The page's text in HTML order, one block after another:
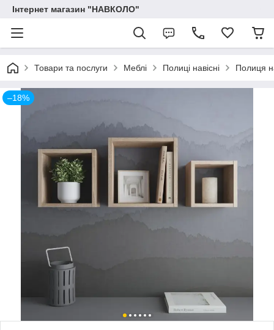
Інтернет магазин "НАВКОЛО"
Товари та послуги Меблі Полиці навісні Полиця
–18%